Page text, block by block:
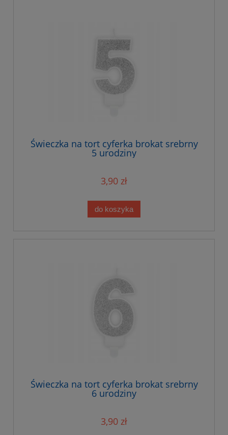
Świeczka na tort cyferka brokat srebrny
5 urodziny
3,90 zł
do koszyka
Świeczka na tort cyferka brokat srebrny
6 urodziny
3,90 zł